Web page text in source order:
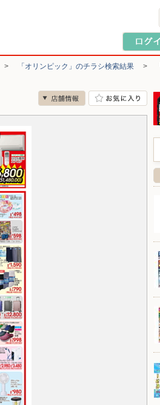
> 「オリンピック」のチラシ検索結果 >